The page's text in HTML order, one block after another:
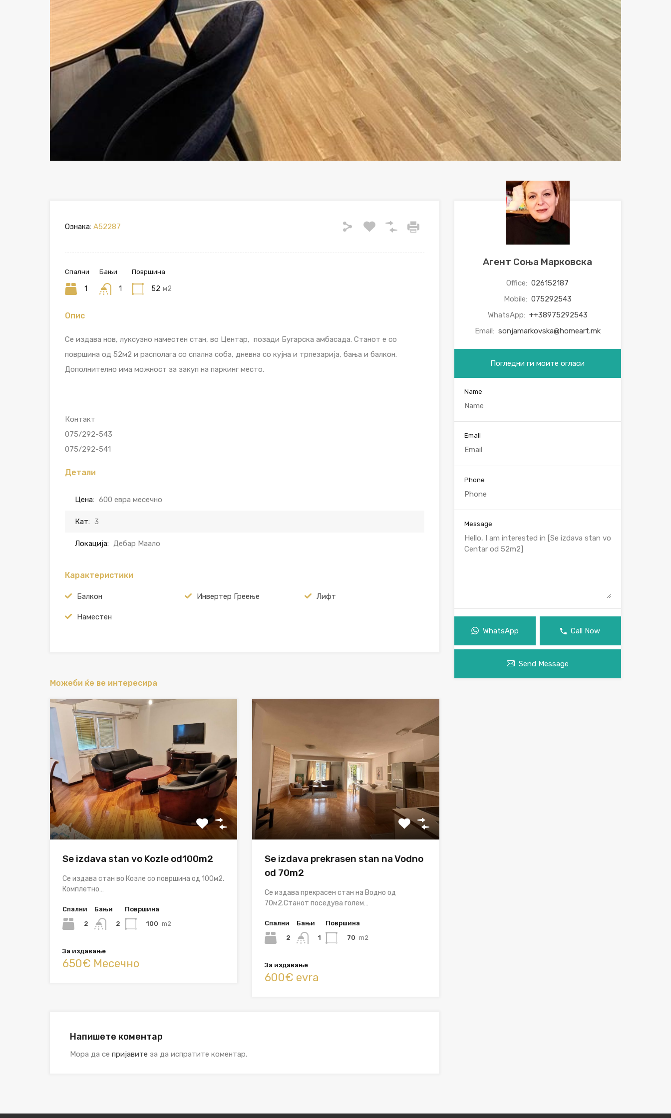
Ознака: A52287
Спални
1
Бањи
1
Површина
52 м2
Опис
Се издава нов, луксузно наместен стан, во Центар, позади Бугарска амбасада. Станот е со
површина од 52м2 и располага со спална соба, дневна со кујна и трпезарија, бања и балкон.
Дополнително има можност за закуп на паркинг место.
Контакт
075/292-543
075/292-541
Детали
Цена: 600 евра месечно
Кат: 3
Локација: Дебар Маало
Карактеристики
Балкон Инвертер Греење Лифт
Наместен
Можеби ќе ве интересира
Se izdava stan vo Kozle od100m2
Се издава стан во Козле со површина од 100м2.
Комплетно…
Спални
2
Бањи
2
Површина
100 m2
За издавање
650€ Месечно
Se izdava prekrasen stan na Vodno
od 70m2
Се издава прекрасен стан на Водно од
70м2.Станот поседува голем…
Спални
2
Бањи
1
Површина
70 m2
За издавање
600€ evra
Напишете коментар
Мора да се пријавите за да испратите коментар.
Агент Соња Марковска
Office: 026152187
Mobile: 075292543
WhatsApp: ++38975292543
Email: sonjamarkovska@homeart.mk
Погледни ги моите огласи
Name
Email
Phone
Message
WhatsApp Call Now
Send Message